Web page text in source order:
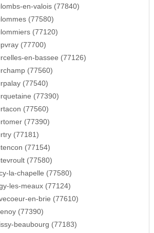
en-valois (77840)
(77580)
(77120)
(77700)
en-bassee (77126)
(77560)
(77540)
(77390)
(77560)
(77390)
(77181)
(77154)
(77580)
la-chapelle (77580)
les-meaux (77124)
en-brie (77610)
(77390)
beaubourg (77183)